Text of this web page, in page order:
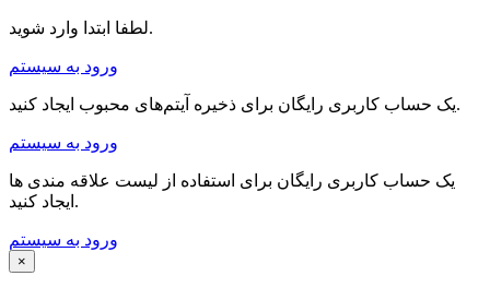
لطفا ابتدا وارد شوید.
ورود به سیستم
یک حساب کاربری رایگان برای ذخیره آیتم‌های محبوب ایجاد کنید.
ورود به سیستم
یک حساب کاربری رایگان برای استفاده از لیست علاقه مندی ها
ایجاد کنید.
ورود به سیستم
×